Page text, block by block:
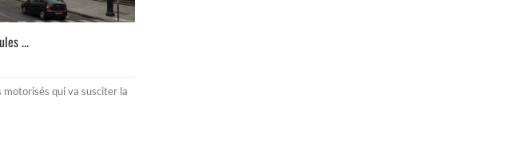
...
qui va susciter la